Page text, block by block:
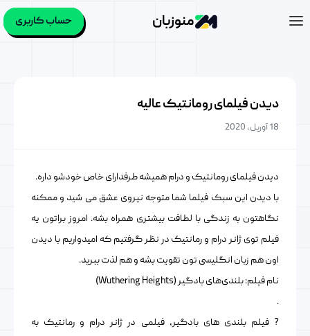
منوزبان حساب کاربری
دیدن فیلمای رومانتیک عالیه
18 آوریل, 2020
دیدن فیلمای رومانتیک و درام همیشه طرفدارای خاص خودشو داره.
با دیدن این سبک فیلما شما متوجه نیروی عشق می شید و ممکنه
نگاهتون به زندگی با لطافت بیشتری همراه بشه. امروز براتون یه
فیلم توی ژانر درام و رمانتیک در نظر گرفتیم که امیدواریم با دیدن
اون هم زبان انگلیسی تون تقویت بشه و هم لذت ببرید.
نام فیلم: بلندی‌های بادگیر (Wuthering Heights)
.
? فیلم بلندی‌ های بادگیر، فیلمی در ژانر درام و رمانتیک به